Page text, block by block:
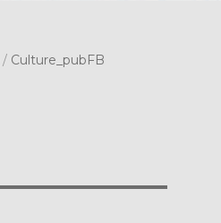
/ Culture_pubFB